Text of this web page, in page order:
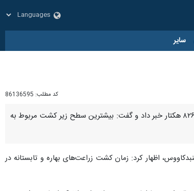
سایر
کد مطلب: 86136595